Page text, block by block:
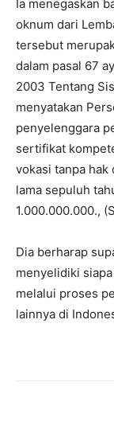
Ia menegaskan
oknum dari
tersebut
dalam pasal 67
2003 Tentang
menyatakan
penyelenggara
sertifikat
vokasi tanpa hak
lama sepuluh
1.000.000.000.,
Dia berharap
menyelidiki
melalui proses
lainnya di